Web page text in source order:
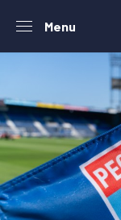
Menu